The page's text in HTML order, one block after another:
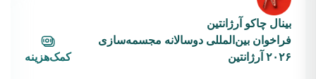
بینال چاکو آرژانتین
فراخوان بین‌المللی دوسالانه مجسمه‌سازی
۲۰۲۶ آرژانتین
کمک‌هزینه